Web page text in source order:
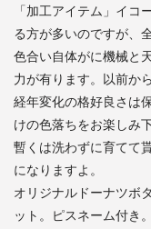
「加工アイテム」イコ
る方が多いのですが、
色合い自体がに機械と
力が有ります。以前か
経年変化の格好良さは
けの色落ちをお楽しみ
暫くは洗わずに育てて
になりますよ。
オリジナルドーナツボ
ット。ピスネーム付き